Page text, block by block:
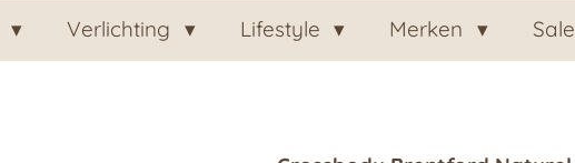
Verlichting Lifestyle Merken Sale